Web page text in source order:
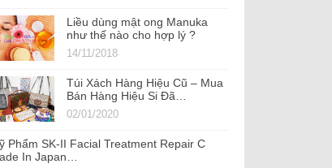
Liều dùng mật ong Manuka
như thế nào cho hợp lý ?
14/11/2018
Túi Xách Hàng Hiệu Cũ – Mua
Bán Hàng Hiệu Si Đã…
02/01/2020
Phẩm SK-II Facial Treatment Repair C
In Japan…